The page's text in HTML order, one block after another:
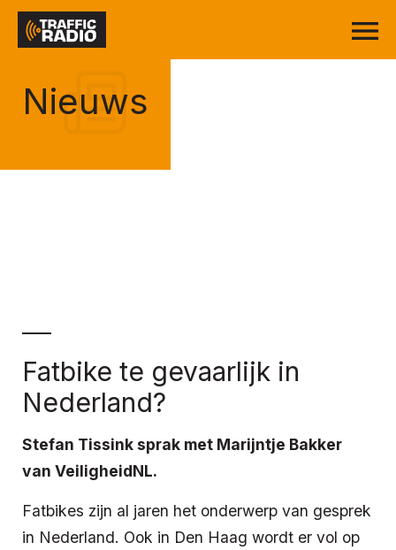
Nieuws
Fatbike te gevaarlijk in
Nederland?
Stefan Tissink sprak met Marijntje Bakker
van VeiligheidNL.
Fatbikes zijn al jaren het onderwerp van gesprek
in Nederland. Ook in Den Haag wordt er vol op